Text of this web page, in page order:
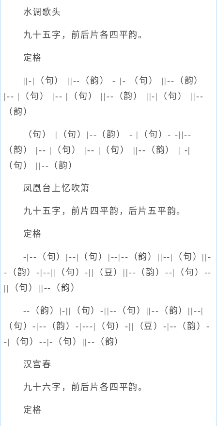
水调歌头
九十五字，前后片各四平韵。
定格
||-|（句） ||--（韵） - |- （句） ||--（韵）
|-- |（句） |-- |（句） ||--（韵） ||-|（句） ||--
（韵）
（句） |（句）|--（韵） - |（句）- -||--
（韵） |-- |（句） |-- |（句） ||--（韵） | -|
（句） ||--（韵）
凤凰台上忆吹箫
九十五字，前片四平韵，后片五平韵。
定格
-|--（句）|--|（句）|--|--（韵）||--|（句）||-
-（韵）-|--||（句）-||（豆）||--（韵）--|（句）--
||（句）||--（韵）
--（韵）|-||（句）-||--（句）||--（韵）||--|
（句）-|--（韵）-|---|（句）-||（豆）-|--（韵）-
-|（句）--|-（句）||--（韵）
汉宫春
九十六字，前后片各四平韵。
定格